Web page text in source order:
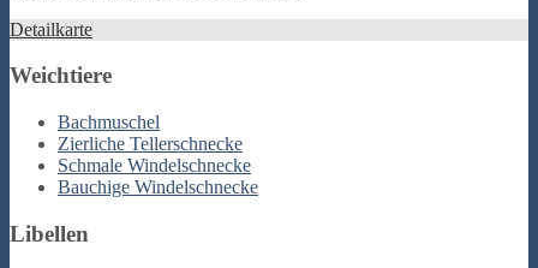
Detailkarte
Weichtiere
Bachmuschel
Zierliche Tellerschnecke
Schmale Windelschnecke
Bauchige Windelschnecke
Libellen